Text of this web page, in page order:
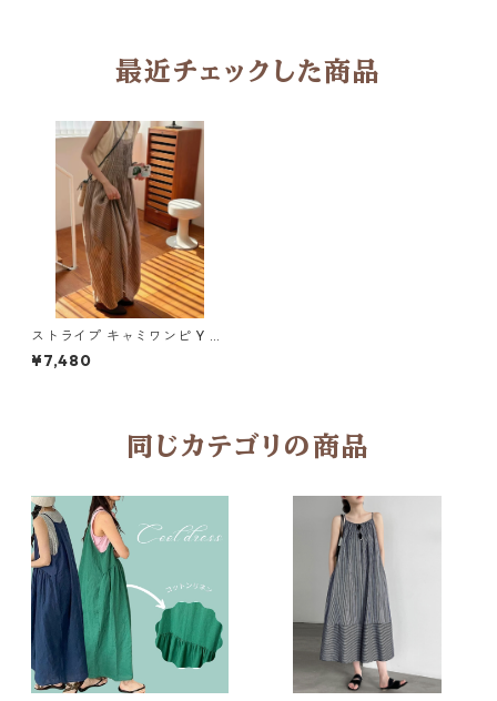
最近チェックした商品
ストライプ キャミワンピ Y 26
0105
¥7,480
同じカテゴリの商品